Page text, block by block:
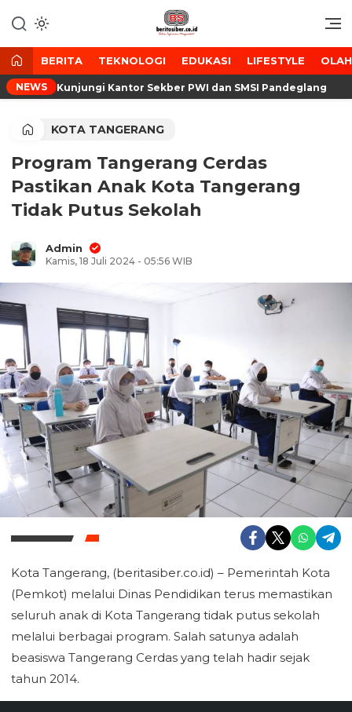
ke
konten
BeritaSiber.co.id
Media Tanggap Dan Akurat
BERITA TEKNOLOGI EDUKASI LIFESTYLE
NEWSKunjungi Kantor Sekber PWI dan SMSI Pandeglang
KOTA TANGERANG
Program Tangerang Cerdas
Pastikan Anak Kota Tangerang
Tidak Putus Sekolah
Admin
Kamis, 18 Juli 2024 - 05:56 WIB
Kota Tangerang, (beritasiber.co.id) – Pemerintah Kota
(Pemkot) melalui Dinas Pendidikan terus memastikan
seluruh anak di Kota Tangerang tidak putus sekolah
melalui berbagai program. Salah satunya adalah
beasiswa Tangerang Cerdas yang telah hadir sejak
tahun 2014.